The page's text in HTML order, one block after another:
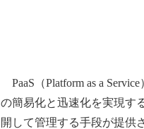
PaaS（Platform as a
の簡易化と迅速化を実現す
開して管理する手段が提供